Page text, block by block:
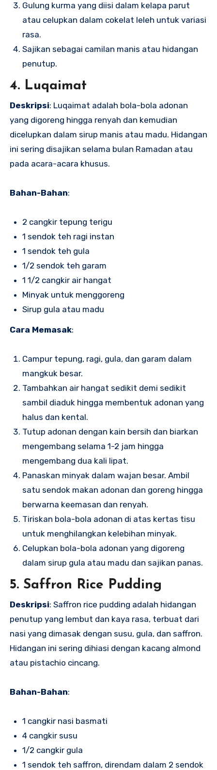
Gulung kurma yang diisi dalam kelapa parut
atau celupkan dalam cokelat leleh untuk variasi
rasa.
Sajikan sebagai camilan manis atau hidangan
penutup.
4. Luqaimat
Deskripsi: Luqaimat adalah bola-bola adonan
yang digoreng hingga renyah dan kemudian
dicelupkan dalam sirup manis atau madu. Hidangan
ini sering disajikan selama bulan Ramadan atau
pada acara-acara khusus.
Bahan-Bahan:
2 cangkir tepung terigu
1 sendok teh ragi instan
1 sendok teh gula
1/2 sendok teh garam
1 1/2 cangkir air hangat
Minyak untuk menggoreng
Sirup gula atau madu
Cara Memasak:
Campur tepung, ragi, gula, dan garam dalam
mangkuk besar.
Tambahkan air hangat sedikit demi sedikit
sambil diaduk hingga membentuk adonan yang
halus dan kental.
Tutup adonan dengan kain bersih dan biarkan
mengembang selama 1-2 jam hingga
mengembang dua kali lipat.
Panaskan minyak dalam wajan besar. Ambil
satu sendok makan adonan dan goreng hingga
berwarna keemasan dan renyah.
Tiriskan bola-bola adonan di atas kertas tisu
untuk menghilangkan kelebihan minyak.
Celupkan bola-bola adonan yang digoreng
dalam sirup gula atau madu dan sajikan panas.
5. Saffron Rice Pudding
Deskripsi: Saffron rice pudding adalah hidangan
penutup yang lembut dan kaya rasa, terbuat dari
nasi yang dimasak dengan susu, gula, dan saffron.
Hidangan ini sering dihiasi dengan kacang almond
atau pistachio cincang.
Bahan-Bahan:
1 cangkir nasi basmati
4 cangkir susu
1/2 cangkir gula
1 sendok teh saffron, direndam dalam 2 sendok